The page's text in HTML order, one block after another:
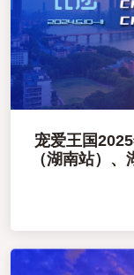
宠爱王国
（湖南站）